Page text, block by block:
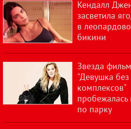
Кендалл
засветила
в
бикини
Звезда
"Девушка без
комплексов"
пробежалась
по парку